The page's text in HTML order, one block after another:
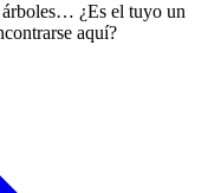
árboles… ¿Es el tuyo un
aquí?